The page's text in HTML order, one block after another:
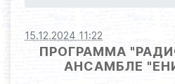
15.12.2024 11:22
ПРОГРАММА
АНСАМБЛЕ